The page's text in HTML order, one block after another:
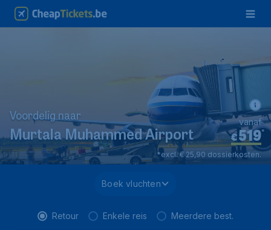
Voordelig naar
Murtala Muhammed Airport €519*
vanaf
*excl. € 25,90 dossierkosten.
Boek vluchten
Retour Enkele reis Meerdere best.